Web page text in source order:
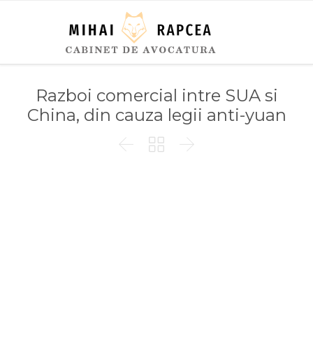
Razboi comercial intre SUA si
China, din cauza legii anti-yuan
  